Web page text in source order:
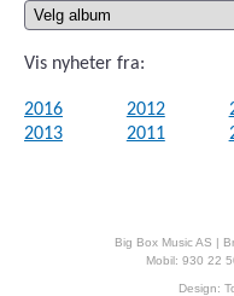
Vis nyheter fra:
2016
2013
2012
2011
Big Box Music AS |
Mobil: 930 22
Design: